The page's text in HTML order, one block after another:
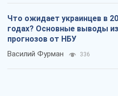
Что ожидает украинцев в
годах? Основные выводы
прогнозов от НБУ
Василий Фурман 336